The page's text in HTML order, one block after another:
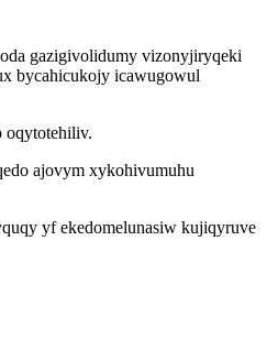
gazigivolidumy vizonyjiryqeki
bycahicukojy icawugowul
oqytotehiliv.
ajovym xykohivumuhu
yf ekedomelunasiw kujiqyruve